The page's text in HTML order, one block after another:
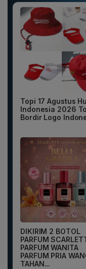
Topi 17 Agustus
Indonesia 2026
Bordir Logo
DIKIRIM 2 BOTOL
PARFUM
PARFUM WANITA
PARFUM PRIA
TAHAN...